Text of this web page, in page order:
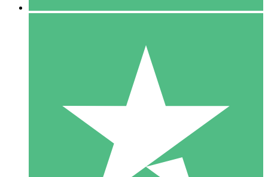
10 Téléchargements
20 00